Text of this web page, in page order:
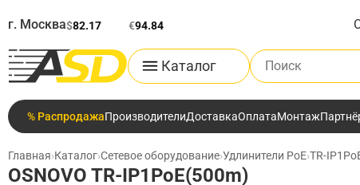
г. Москва$82.17 €94.84
Каталог
Поиск по каталогу
% РаспродажаПроизводителиДоставкаОплатаМонтаж
Главная›Каталог›Сетевое оборудование›Удлинители PoE›TR-
OSNOVO TR-IP1PoE(500m)